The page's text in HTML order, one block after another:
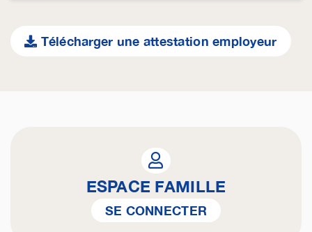
Télécharger une attestation employeur
ESPACE FAMILLE
SE CONNECTER